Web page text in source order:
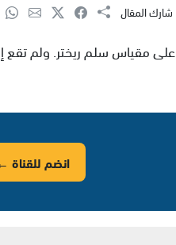
شارك المقال
وقعت الليلة هزة أرضية خفيفة في منطقة الجليل الأعلى بلغت قوتها 3.1 على
انضم للقناة